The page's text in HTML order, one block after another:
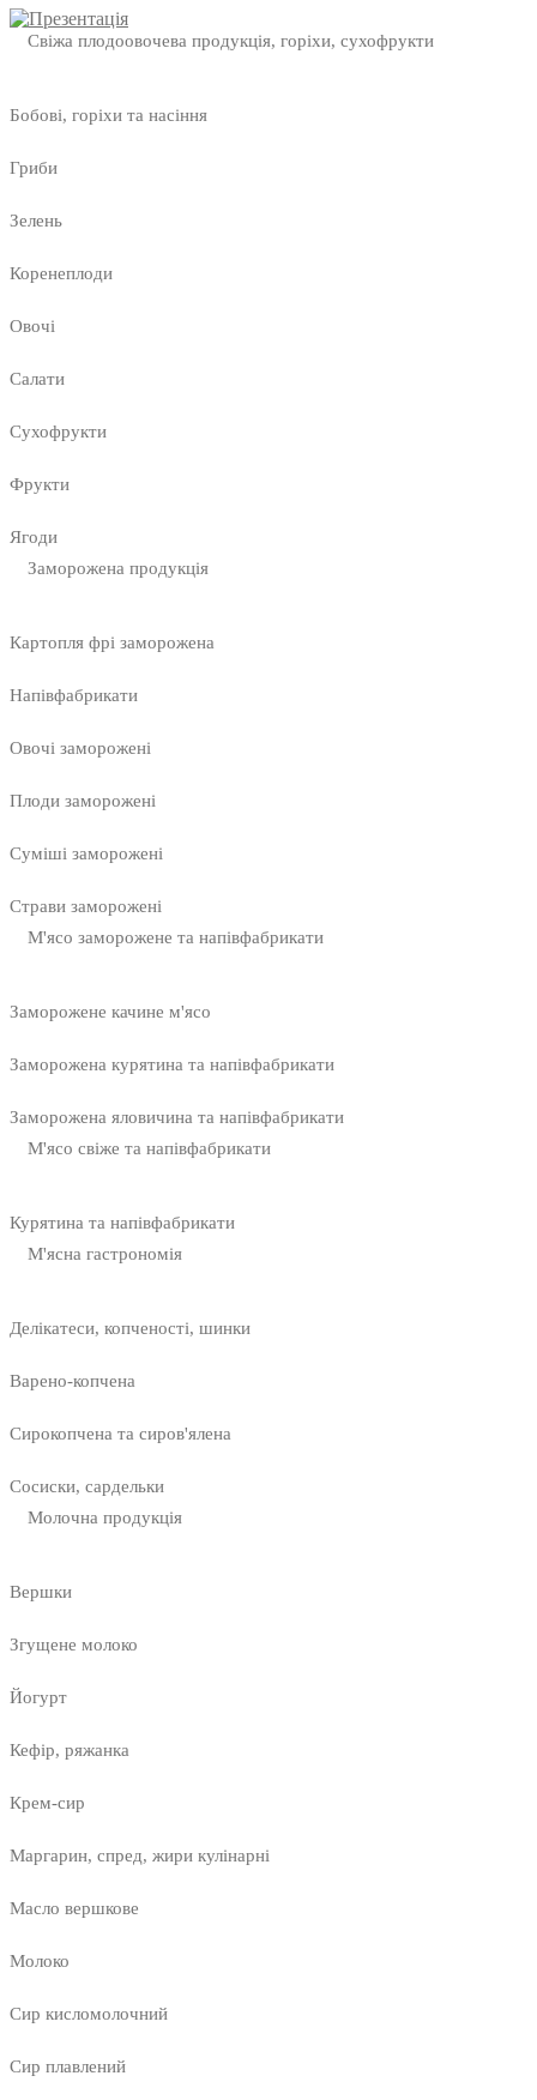
Свіжа плодоовочева продукція, горіхи, сухофрукти
Бобові, горіхи та насіння
Гриби
Зелень
Коренеплоди
Овочі
Салати
Сухофрукти
Фрукти
Ягоди
Заморожена продукція
Картопля фрі заморожена
Напівфабрикати
Овочі заморожені
Плоди заморожені
Суміші заморожені
Страви заморожені
М'ясо заморожене та напівфабрикати
Заморожене качине м'ясо
Заморожена курятина та напівфабрикати
Заморожена яловичина та напівфабрикати
М'ясо свіже та напівфабрикати
Курятина та напівфабрикати
М'ясна гастрономія
Делікатеси, копченості, шинки
Варено-копчена
Сирокопчена та сиров'ялена
Сосиски, сардельки
Молочна продукція
Вершки
Згущене молоко
Йогурт
Кефір, ряжанка
Крем-сир
Маргарин, спред, жири кулінарні
Масло вершкове
Молоко
Сир кисломолочний
Сир плавлений